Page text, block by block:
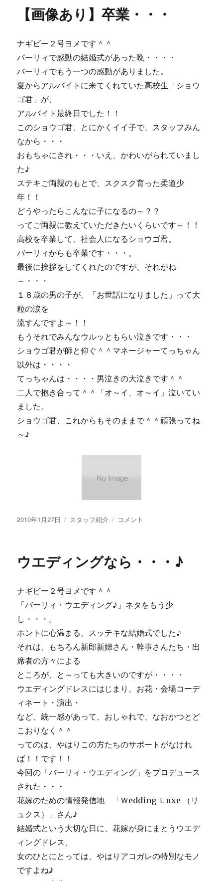
ー
ピ
ッ
と
効
い
た・・・
イ
ヤ
＾
【画像あり】卒業・・・
ナギビー２号ヨメです＾＾
バーリィで感動の結婚式があった晩・・・・
バーリィでもう一つの感動がありました。
夏からアルバイトに来てくれていた高校生「ショウ
ゴ君」が、
アルバイト最終日でした！！
このショウゴ君、とにかくイイ子で、スタッフみん
なから・・・
おもちゃにされ・・・いえ、かわいがられていまし
た♪
ステキご両親のもとで、スクスク育った柔道少
年！！
どうやったらこんなに子になるの～？？
ってご両親に教えていただきたいくらいです～！！
高校を卒業して、社会人になるショウゴ君。
バーリィからも卒業です・・・。
最後に挨拶をしてくれたのですが、それがね
～・・・
１８歳の男の子が、「お世話になりました」って大
粒の涙を
流すんですよ～！！
もうそれでみんなウルッともらい泣きです・・・
ショウゴ君が師と仰ぐ＾＾マネージャーてっちゃん
以外は・・・・
てっちゃんは・・・・男泣きの大泣きです＾＾
二人で抱き合って＾＾「オ～イ、オ～イ」泣いてい
ました。
ショウゴ君、これからもそのままで＾＾頑張ってね
～♪
投
2010年1月27日
カ
ー
スタッフ紹介
【画
卒
業・・・
コメント
ウエディングなら・・・♪
ナギビー２号ヨメです＾＾
「バーリィ・ウエディング♪」ネタをもう少
し・・・。
ホントに心温まる、スッテキな結婚式でした♪
それは、もちろん新郎新婦さん・幹事さんたち・出
席者の方々による
ところが、と～っても大きいのですが・・・・
ウエディングドレスにはじまり、お花・会場コーデ
ィネート・演出・
など、統一感があって、おしゃれで、なおかつとど
こおりなく＾＾
ってのは、やはりこの方たちのサポートがなけれ
ば！！です！！
今回の「バーリィ・ウエディング」をプロデュース
された・・・
花嫁のための情報発信地 「Ｗedding Ｌuxe （リ
ュクス）」さん♪
結婚式という大切な日に、花嫁が身にまとうウエデ
ィングドレス、
女のひとにとっては、やはりアコガレの特別なモノ
ですよね♪